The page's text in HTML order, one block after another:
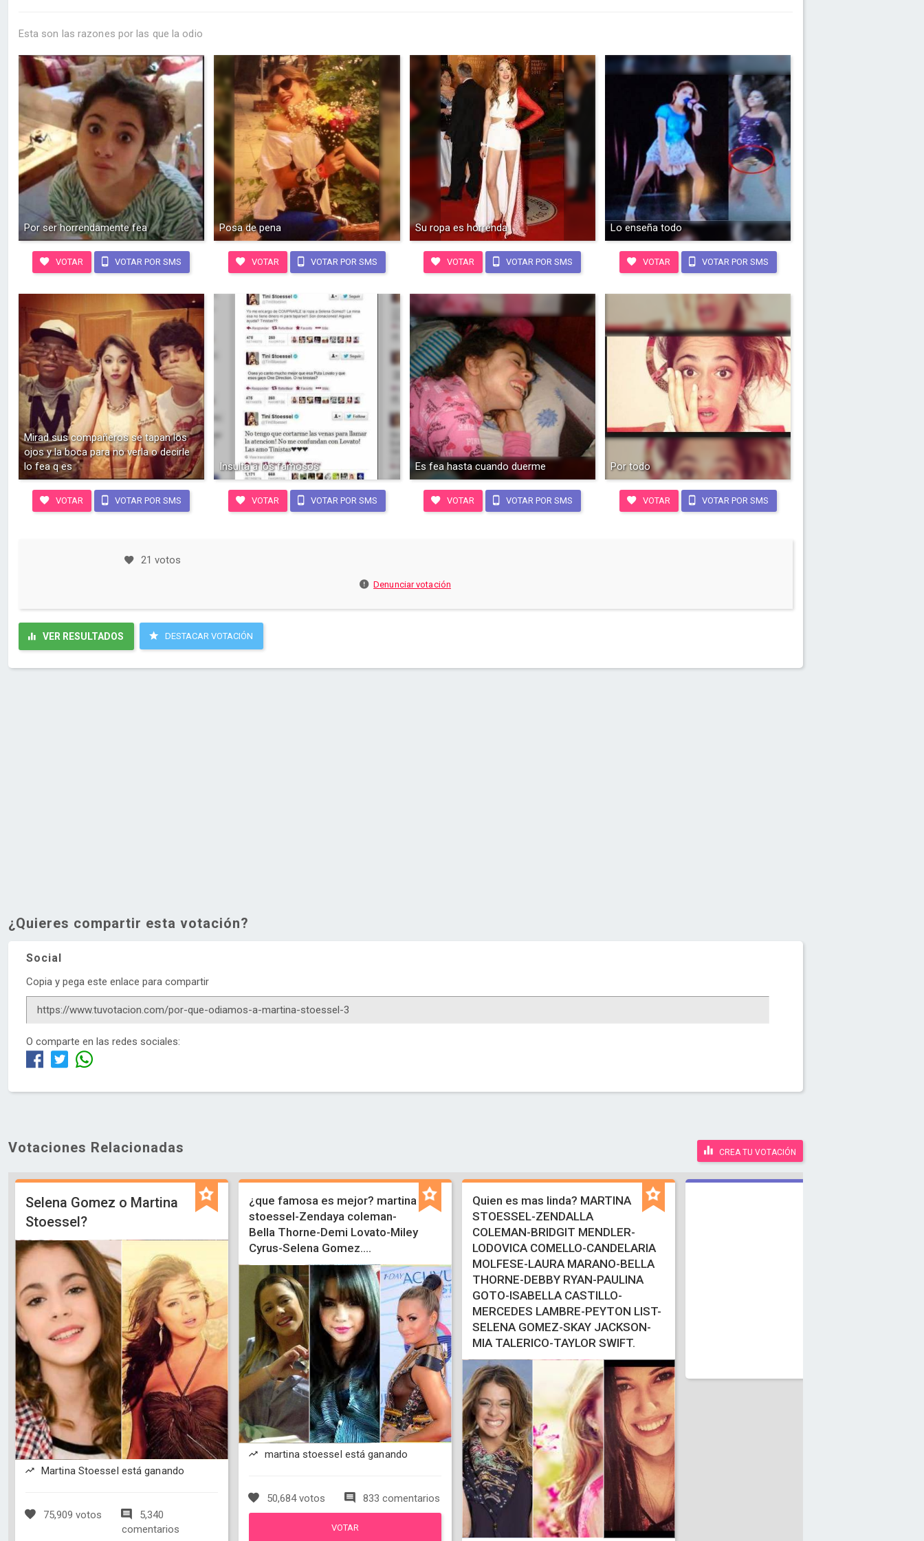
Esta son las razones por las que la odio
Por ser horrendamente fea
VOTAR VOTAR POR SMS
Posa de pena
VOTAR VOTAR POR SMS
Su ropa es horrenda
VOTAR VOTAR POR SMS
Lo enseña todo
VOTAR VOTAR POR SMS
Mirad sus compañeros se tapan los
ojos y la boca para no verla o decirle
lo fea q es
VOTAR VOTAR POR SMS
Insulta a los famosos
VOTAR VOTAR POR SMS
Es fea hasta cuando duerme
VOTAR VOTAR POR SMS
Por todo
VOTAR VOTAR POR SMS
21 votos
Denunciar votación
VER RESULTADOS DESTACAR VOTACIÓN
¿Quieres compartir esta votación?
Social
Copia y pega este enlace para compartir
O comparte en las redes sociales:
Votaciones Relacionadas CREA TU VOTACIÓN
Selena Gomez o Martina
Stoessel?
Martina Stoessel está ganando
75,909 votos
5,340
comentarios
¿que famosa es mejor? martina
stoessel-Zendaya coleman-
Bella Thorne-Demi Lovato-Miley
Cyrus-Selena Gomez....
martina stoessel está ganando
50,684 votos 833 comentarios
VOTAR
Quien es mas linda? MARTINA
STOESSEL-ZENDALLA
COLEMAN-BRIDGIT MENDLER-
LODOVICA COMELLO-CANDELARIA
MOLFESE-LAURA MARANO-BELLA
THORNE-DEBBY RYAN-PAULINA
GOTO-ISABELLA CASTILLO-
MERCEDES LAMBRE-PEYTON LIST-
SELENA GOMEZ-SKAY JACKSON-
MIA TALERICO-TAYLOR SWIFT.